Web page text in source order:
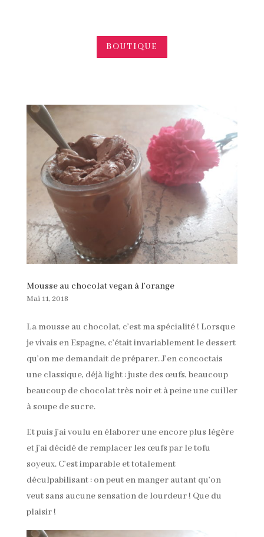
BOUTIQUE
Mousse au chocolat vegan à l’orange
Mai 11, 2018
La mousse au chocolat, c’est ma spécialité ! Lorsque
je vivais en Espagne, c’était invariablement le dessert
qu’on me demandait de préparer. J’en concoctais
une classique, déjà light : juste des œufs, beaucoup
beaucoup de chocolat très noir et à peine une cuiller
à soupe de sucre.
Et puis j’ai voulu en élaborer une encore plus légère
et j’ai décidé de remplacer les œufs par le tofu
soyeux. C’est imparable et totalement
déculpabilisant : on peut en manger autant qu’on
veut sans aucune sensation de lourdeur ! Que du
plaisir !